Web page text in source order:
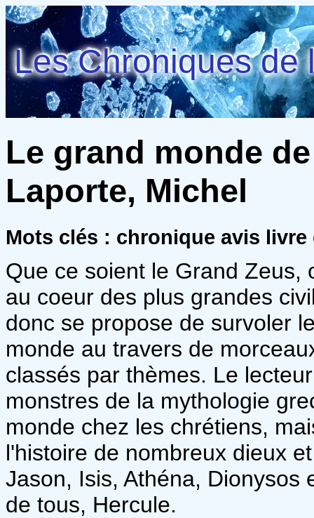
Les Chroniques de
Le grand monde
Laporte, Michel
Mots clés : chronique avis
Que ce soient le Grand Zeus,
au coeur des plus grandes
donc se propose de survoler
monde au travers de
classés par thèmes. Le
monstres de la mythologie
monde chez les chrétiens,
l'histoire de nombreux dieux
Jason, Isis, Athéna, Dionysos
de tous, Hercule.